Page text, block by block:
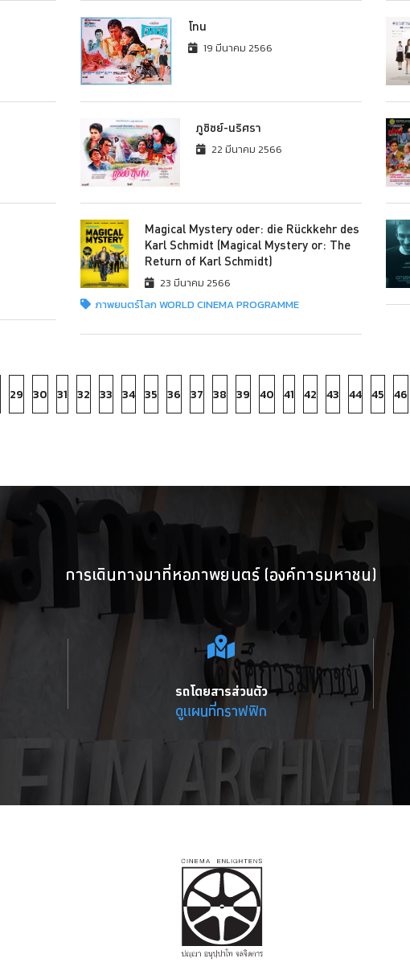
โทน
19 มีนาคม 2566
ภูชิชย์-นริศรา
22 มีนาคม 2566
Magical Mystery oder: die Rückkehr des
Karl Schmidt (Magical Mystery or: The
Return of Karl Schmidt)
23 มีนาคม 2566
ภาพยนตร์โลก WORLD CINEMA PROGRAMME
29 30 31 32 33 34 35 36 37 38 39 40 41 42 43 44 45 46
การเดินทางมาที่หอภาพยนตร์ (องค์การมหาชน)
รถโดยสารส่วนตัว
ดูแผนที่กราฟฟิก